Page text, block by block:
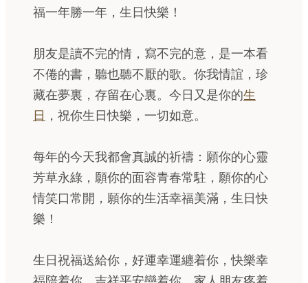
福一年勝一年，生日快樂！
朋友是讀不完的情，寫不完的意，是一本看
不倦的書，聽也聽不厭的歌。你我情誼，珍
藏在夢裏，存留在心裏。今日又是你的生
日 ，祝你生日快樂，一切如意。
每年的今天我都會真誠的祈禱：願你的心靈
芳草永綠，願你的面容青春常駐，願你的心
情笑口常開，願你的生活幸福美滿，生日快
樂！
生日祝福送給你，好運幸運纏着你，快樂幸